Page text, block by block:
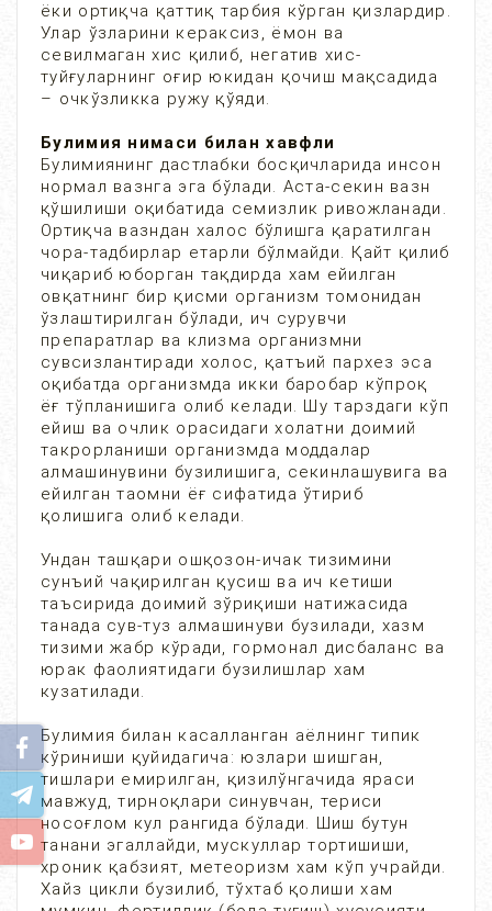
ёки ортиқча қаттиқ тарбия кўрган қизлардир.
Улар ўзларини кераксиз, ёмон ва
севилмаган хис қилиб, негатив хис-
туйғуларнинг оғир юкидан қочиш мақсадида
– очкўзликка ружу қўяди.
Булимия нимаси билан хавфли
Булимиянинг дастлабки босқичларида инсон
нормал вазнга эга бўлади. Аста-секин вазн
қўшилиши оқибатида семизлик ривожланади.
Ортиқча вазндан халос бўлишга қаратилган
чора-тадбирлар етарли бўлмайди. Қайт қилиб
чиқариб юборган тақдирда хам ейилган
овқатнинг бир қисми организм томонидан
ўзлаштирилган бўлади, ич сурувчи
препаратлар ва клизма организмни
сувсизлантиради холос, қатъий пархез эса
оқибатда организмда икки баробар кўпроқ
ёғ тўпланишига олиб келади. Шу тарздаги кўп
ейиш ва очлик орасидаги холатни доимий
такрорланиши организмда моддалар
алмашинувини бузилишига, секинлашувига ва
ейилган таомни ёғ сифатида ўтириб
қолишига олиб келади.
Ундан ташқари ошқозон-ичак тизимини
сунъий чақирилган қусиш ва ич кетиши
таъсирида доимий зўриқиши натижасида
танада сув-туз алмашинуви бузилади, хазм
тизими жабр кўради, гормонал дисбаланс ва
юрак фаолиятидаги бузилишлар хам
кузатилади.
Булимия билан касалланган аёлнинг типик
кўриниши қуйидагича: юзлари шишган,
тишлари емирилган, қизилўнгачида яраси
мавжуд, тирноқлари синувчан, териси
носоғлом кул рангида бўлади. Шиш бутун
танани эгаллайди, мускуллар тортишиши,
хроник қабзият, метеоризм хам кўп учрайди.
Хайз цикли бузилиб, тўхтаб қолиши хам